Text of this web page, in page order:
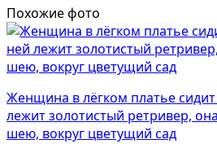
Похожие фото
Женщина в лёгком платье
лежит золотистый ретривер,
шею, вокруг цветущий сад